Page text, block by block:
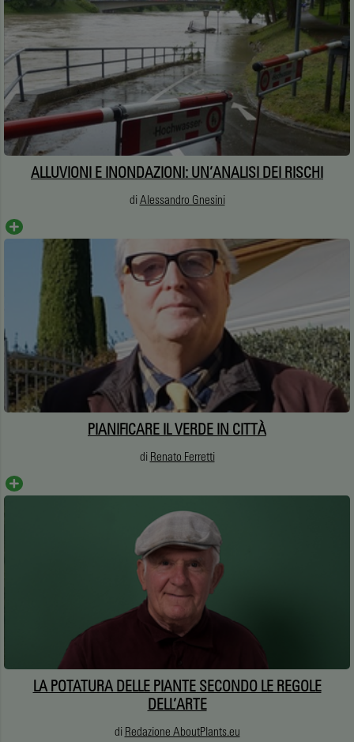
ALLUVIONI E INONDAZIONI: UN’ANALISI DEI RISCHI
diAlessandro Gnesini
PIANIFICARE IL VERDE IN CITTÀ
di Renato Ferretti
LA POTATURA DELLE PIANTE SECONDO LE REGOLE
DELL’ARTE
di Redazione AboutPlants.eu